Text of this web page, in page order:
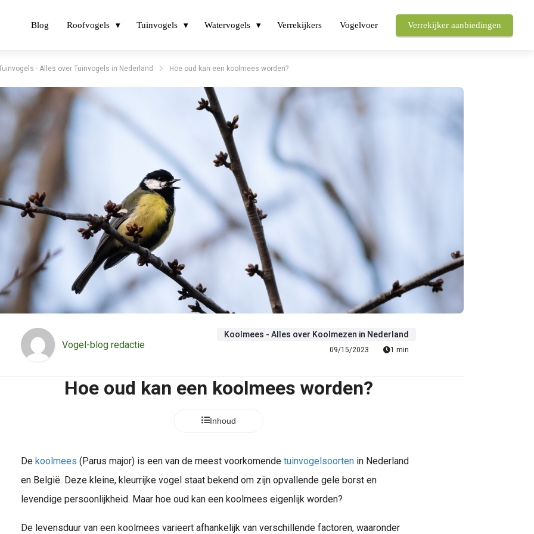
Blog Roofvogels Tuinvogels Watervogels Verrekijkers Vogelvoer Verrekijker aanbiedingen
- Alles over Tuinvogels in Nederland Hoe oud kan een koolmees worden?
Vogel-blog redactie
Koolmees - Alles over Koolmezen in Nederland
09/15/2023 1 min
Hoe oud kan een koolmees worden?
Inhoud
De koolmees (Parus major) is een van de meest voorkomende tuinvogelsoorten in Nederland
en België. Deze kleine, kleurrijke vogel staat bekend om zijn opvallende gele borst en
levendige persoonlijkheid. Maar hoe oud kan een koolmees eigenlijk worden?
De levensduur van een koolmees varieert afhankelijk van verschillende factoren, waaronder